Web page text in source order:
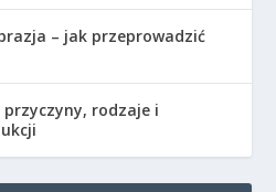
– jak przeprowadzić
rodzaje i